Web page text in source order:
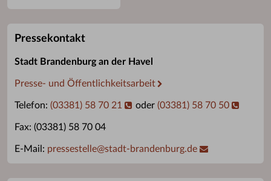
Pressekontakt
Stadt Brandenburg an der Havel
Presse- und Öffentlichkeitsarbeit
Telefon: (03381) 58 70 21 oder (03381) 58 70 50
Fax: (03381) 58 70 04
E-Mail: pressestelle@stadt-brandenburg.de